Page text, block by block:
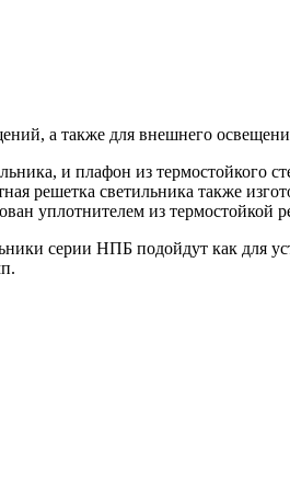
а также для внешнего
и плафон из термостойкого
решетка светильника также
уплотнителем из термостойкой
серии НПБ подойдут как